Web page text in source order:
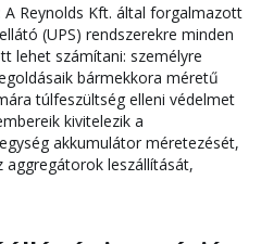
: A Reynolds Kft. által forgalmazott
(UPS) rendszerekre minden
lehet számítani: személyre
bármekkora méretű
túlfeszültség elleni védelmet
kivitelezik a
akkumulátor méretezését,
aggregátorok leszállítását,